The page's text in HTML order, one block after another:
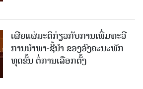
ເຜີຍແຜ່ມະຕິກ່ຽວກັບການເພີ່ມທະວີ
ການນໍາພາ-ຊີ້ນໍາ ຂອງອົງຄະນະພັກ
ທຸດຂັ້ນ ຕໍ່ການເລືອກຕັ້ງ